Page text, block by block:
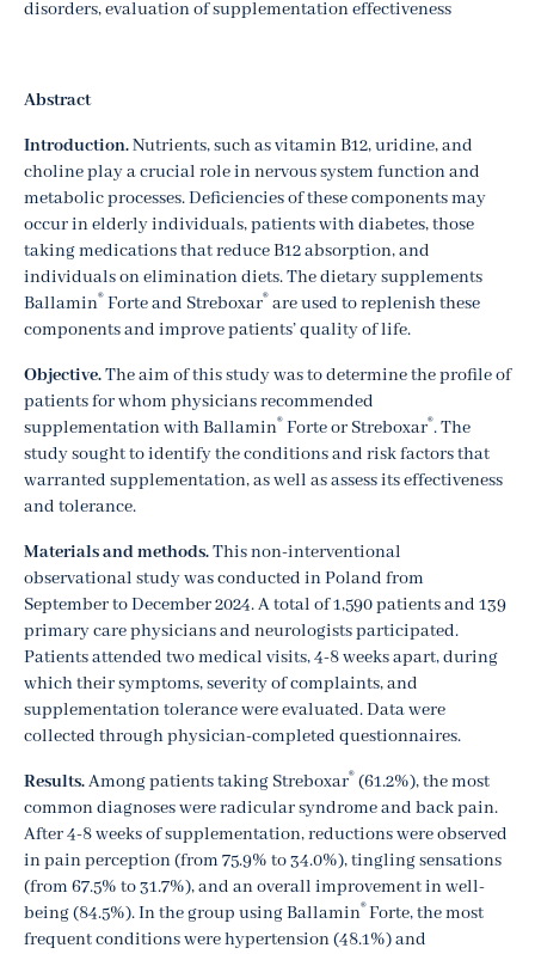
disorders, evaluation of supplementation effectiveness
Abstract
Introduction.Nutrients, such as vitamin B12, uridine, and
choline play a crucial role in nervous system function and
metabolic processes. Deficiencies of these components may
occur in elderly individuals, patients with diabetes, those
taking medications that reduce B12 absorption, and
individuals on elimination diets. The dietary supplements
Ballamin® Forte and Streboxar® are used to replenish these
components and improve patients’ quality of life.
Objective.The aim of this study was to determine the profile of
patients for whom physicians recommended
supplementation with Ballamin® Forte or Streboxar®. The
study sought to identify the conditions and risk factors that
warranted supplementation, as well as assess its effectiveness
and tolerance.
Materials and methods.This non-interventional
observational study was conducted in Poland from
September to December 2024. A total of 1,590 patients and 139
primary care physicians and neurologists participated.
Patients attended two medical visits, 4-8 weeks apart, during
which their symptoms, severity of complaints, and
supplementation tolerance were evaluated. Data were
collected through physician-completed questionnaires.
Results.Among patients taking Streboxar® (61.2%), the most
common diagnoses were radicular syndrome and back pain.
After 4-8 weeks of supplementation, reductions were observed
in pain perception (from 75.9% to 34.0%), tingling sensations
(from 67.5% to 31.7%), and an overall improvement in well-
being (84.5%). In the group using Ballamin®Forte, the most
frequent conditions were hypertension (48.1%) and